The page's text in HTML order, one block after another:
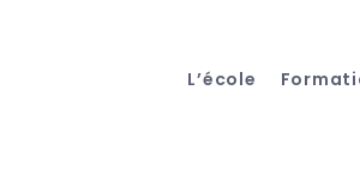
L’école